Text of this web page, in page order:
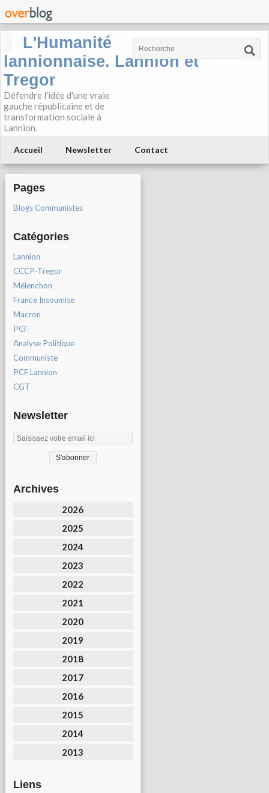
L'Humanité
lannionnaise. Lannion et
Tregor
Défendre l'idée d'une vraie
gauche républicaine et de
transformation sociale à
Lannion.
Accueil Newsletter Contact
Pages
Blogs Communistes
Catégories
Lannion
CCCP-Tregor
Mélenchon
France Insoumise
Macron
PCF
Analyse Politique
Communiste
PCF Lannion
CGT
Newsletter
Archives
2026
2025
2024
2023
2022
2021
2020
2019
2018
2017
2016
2015
2014
2013
Liens